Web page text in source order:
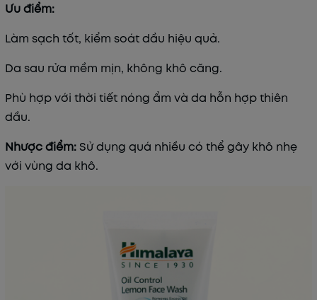
Ưu điểm:
Làm sạch tốt, kiểm soát dầu hiệu quả.
Da sau rửa mềm mịn, không khô căng.
Phù hợp với thời tiết nóng ẩm và da hỗn hợp thiên
dầu.
Nhược điểm: Sử dụng quá nhiều có thể gây khô nhẹ
với vùng da khô.